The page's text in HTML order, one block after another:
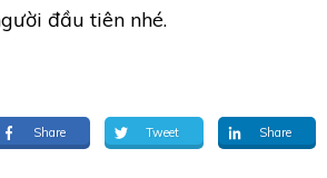
đầu tiên nhé.
Share Tweet Share